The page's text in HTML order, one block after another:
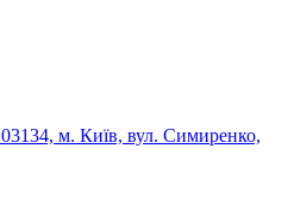
03134, м. Київ, вул. Симиренко,